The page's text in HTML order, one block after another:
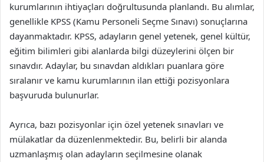
kurumlarının ihtiyaçları doğrultusunda planlandı. Bu alımlar,
genellikle KPSS (Kamu Personeli Seçme Sınavı) sonuçlarına
dayanmaktadır. KPSS, adayların genel yetenek, genel kültür,
eğitim bilimleri gibi alanlarda bilgi düzeylerini ölçen bir
sınavdır. Adaylar, bu sınavdan aldıkları puanlara göre
sıralanır ve kamu kurumlarının ilan ettiği pozisyonlara
başvuruda bulunurlar.
Ayrıca, bazı pozisyonlar için özel yetenek sınavları ve
mülakatlar da düzenlenmektedir. Bu, belirli bir alanda
uzmanlaşmış olan adayların seçilmesine olanak